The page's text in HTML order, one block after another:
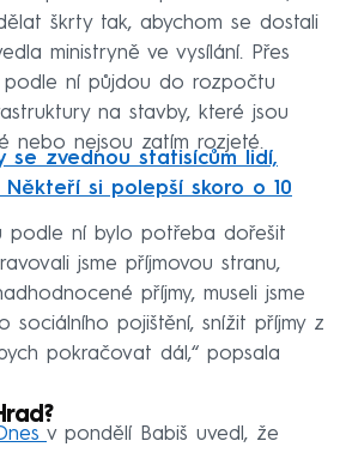
škrty tak, abychom se dostali
ministryně ve vysílání. Přes
podle ní půjdou do rozpočtu
na stavby, které jsou
nebo nejsou zatím rozjeté.
se zvednou statisícům lidí,
Někteří si polepší skoro o 10
podle ní bylo potřeba dořešit
jsme příjmovou stranu,
příjmy, museli jsme
sociálního pojištění, snížit příjmy z
pokračovat dál,“ popsala
v pondělí Babiš uvedl, že